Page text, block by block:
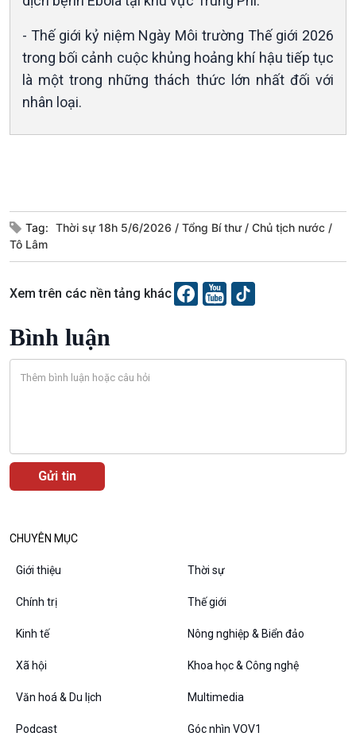
Văn hoá & Du lịch
Tin Văn hoá & Du lịch
Chát với người nổi tiếng
Multimedia
Ảnh
Podcast
VOV1 đặc biệt
- Thế giới kỷ niệm Ngày Môi trường Thế giới 2026
trong bối cảnh cuộc khủng hoảng khí hậu tiếp tục
là một trong những thách thức lớn nhất đối với
nhân loại.
Tag: Thời sự 18h 5/6/2026 Tổng Bí thư
Chủ tịch nước
Tô Lâm
Xem trên các nền tảng khác
Bình luận
CHUYÊN MỤC
Giới thiệu Thời sự
Chính trị Thế giới
Kinh tế Nông nghiệp & Biển đảo
Xã hội Khoa học & Công nghệ
Văn hoá & Du lịch Multimedia
Podcast Góc nhìn VOV1